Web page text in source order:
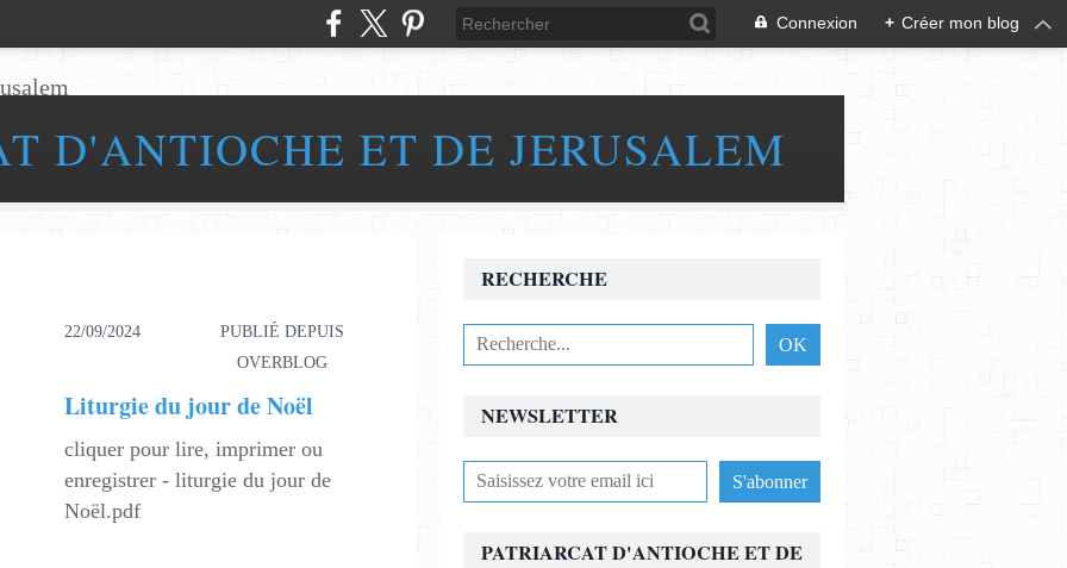
Connexion + Créer mon blog
D'ANTIOCHE ET DE JERUSALEM
22/09/2024
PUBLIÉ DEPUIS
OVERBLOG
Liturgie du jour de Noël
cliquer pour lire, imprimer ou
enregistrer - liturgie du jour de
Noël.pdf
NEWSLETTER
RECHERCHE
PATRIARCAT D'ANTIOCHE ET DE